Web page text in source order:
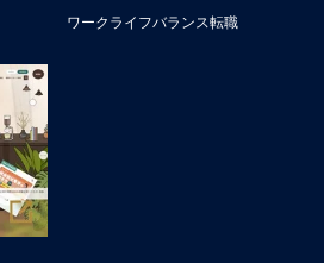
ワークライフバランス転職